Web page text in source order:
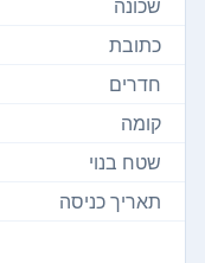
שכונה
כתובת
חדרים
קומה
שטח בנוי
תאריך כניסה